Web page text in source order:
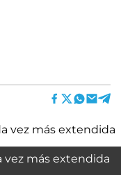
vez más extendida